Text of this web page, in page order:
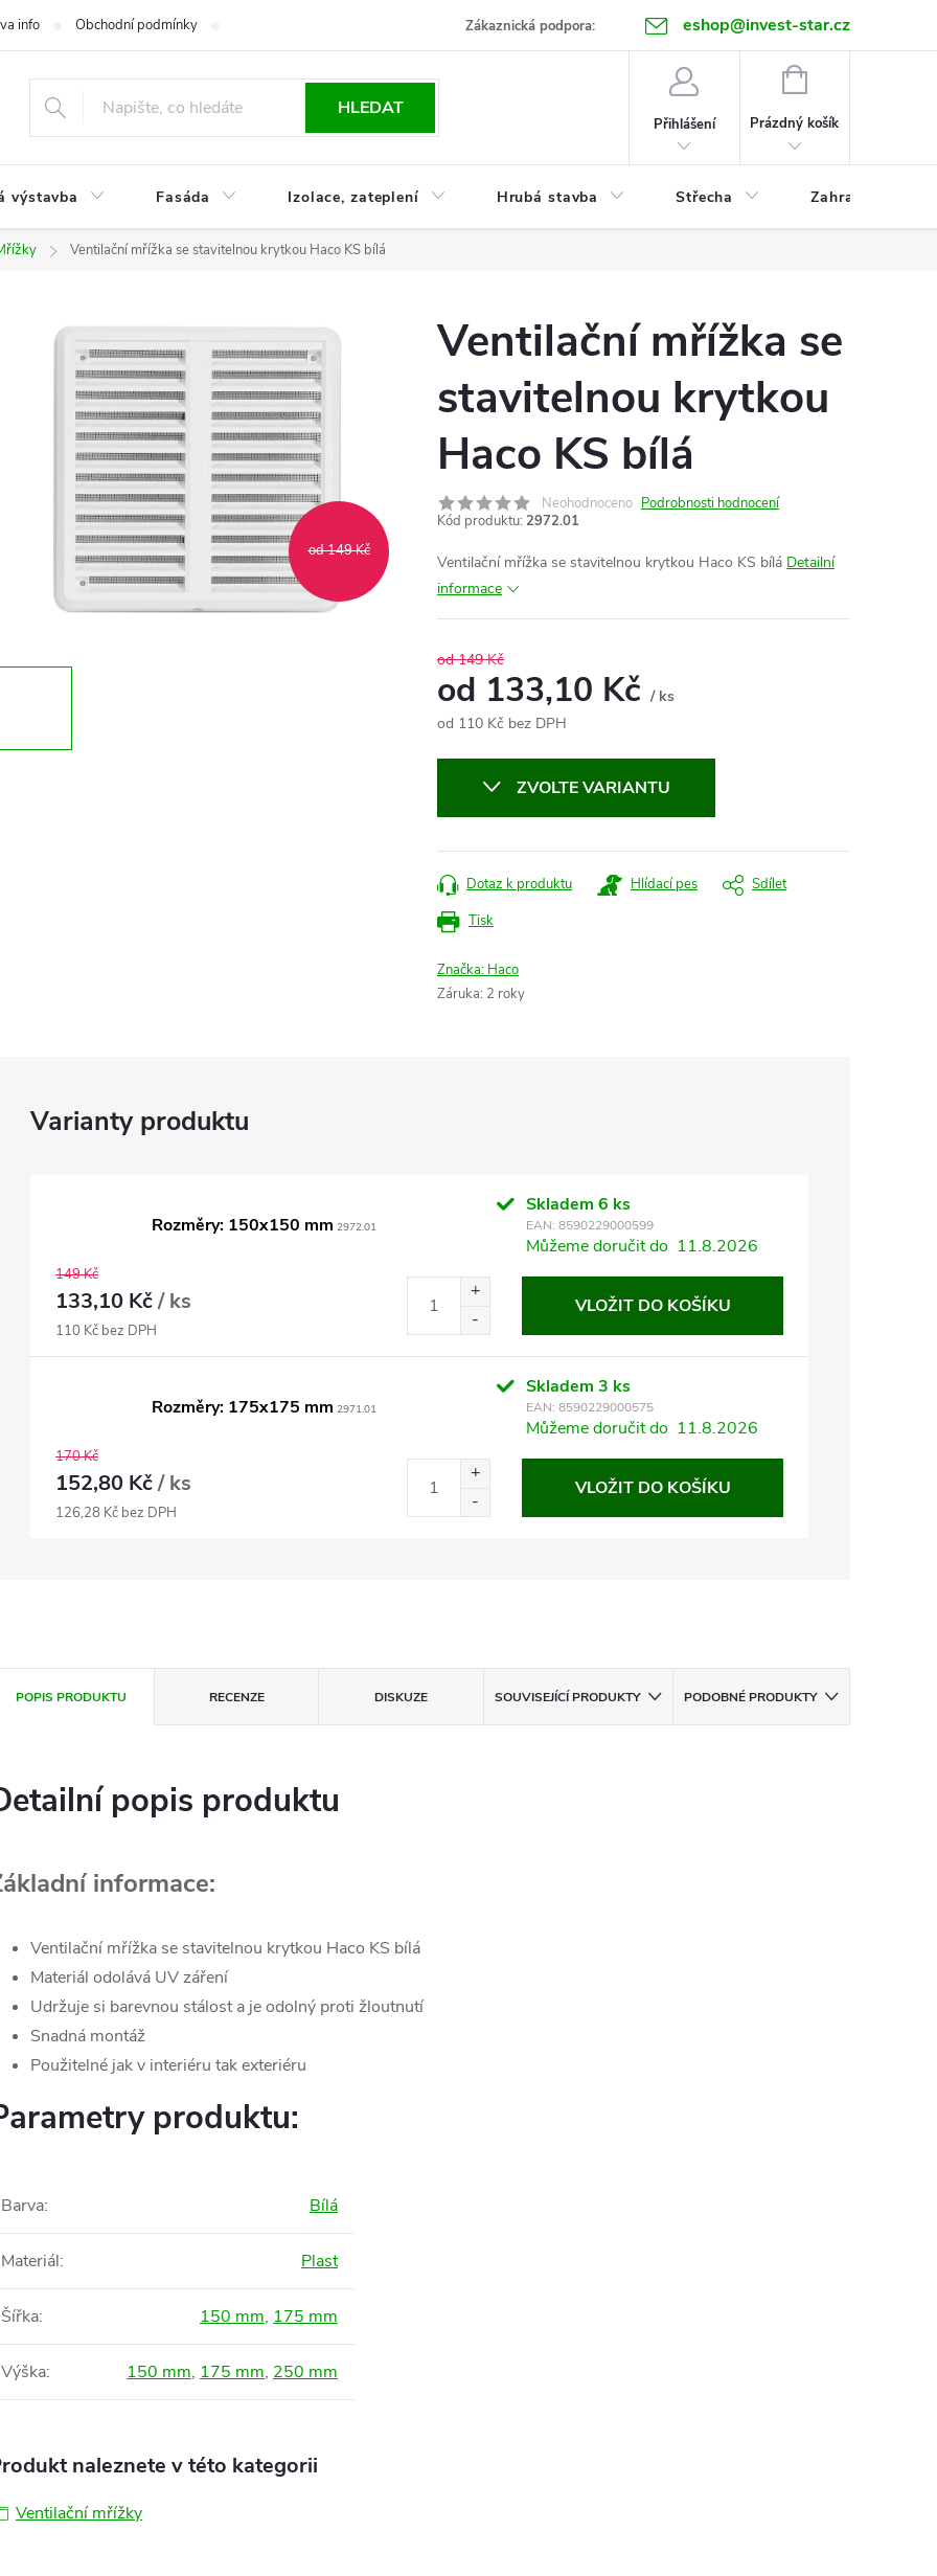
Zákaznická podpora: eshop@invest-star.cz
info Obchodní podmínky Kontakt
HLEDAT
Přihlášení
NÁKUPNÍ
Prázdný košík
výstavba Fasáda Izolace, zateplení Hrubá stavba Střecha Zahrada
Ventilační mřížka se stavitelnou krytkou Haco KS bílá
od 149 Kč
Ventilační mřížka se
stavitelnou krytkou
Haco KS bílá
Neohodnoceno Podrobnosti hodnocení
Kód produktu: 2972.01
Ventilační mřížka se stavitelnou krytkou Haco KS bílá Detailní
informace
od 149 Kč
od 133,10 Kč / ks
od 110 Kč bez DPH
ZVOLTE VARIANTU
Tisk
Dotaz k produktu Hlídací pes Sdílet
Značka: Haco
Záruka: 2 roky
Rozměry: 150x150 mm 2972.01
Skladem6 ks
EAN: 8590229000599
Můžeme doručit do 11.8.2026
149 Kč
133,10 Kč/ ks
110 Kč bez DPH
VLOŽIT DO KOŠÍKU
Rozměry: 175x175 mm 2971.01
Skladem3 ks
EAN: 8590229000575
Můžeme doručit do 11.8.2026
170 Kč
152,80 Kč/ ks
126,28 Kč bez DPH
VLOŽIT DO KOŠÍKU
POPIS PRODUKTU RECENZE DISKUZE SOUVISEJÍCÍ PRODUKTY PODOBNÉ PRODUKTY
popis produktu
informace:
Ventilační mřížka se stavitelnou krytkou Haco KS bílá
Materiál odolává UV záření
Udržuje si barevnou stálost a je odolný proti žloutnutí
Snadná montáž
Použitelné jak v interiéru tak exteriéru
produktu:
Barva: Bílá
Materiál: Plast
Šířka: 150 mm, 175 mm
Výška: 150 mm, 175 mm, 250 mm
naleznete v této kategorii
Ventilační mřížky